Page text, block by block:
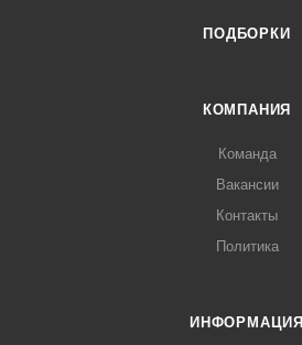
ПОДБОРКИ
КОМПАНИЯ
Команда
Вакансии
Контакты
Политика
ИНФОРМАЦИЯ